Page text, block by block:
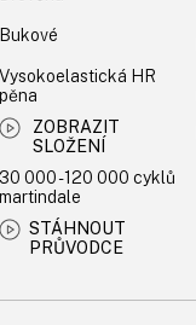
Bukové
Vysokoelastická HR
pěna
ZOBRAZIT
SLOŽENÍ
30 000 - 120 000 cyklů
martindale
STÁHNOUT
PRŮVODCE